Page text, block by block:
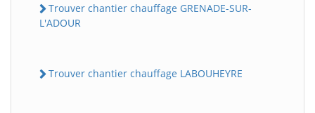
Trouver chantier chauffage GRENADE-SUR-
L'ADOUR
Trouver chantier chauffage LABOUHEYRE